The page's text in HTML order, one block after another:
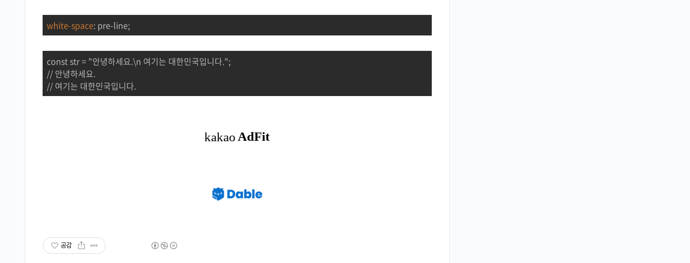
white-space: pre-line;
const str = "안녕하세요.\n 여기는 대한민국입니다.";
// 안녕하세요.
// 여기는 대한민국입니다.
공감